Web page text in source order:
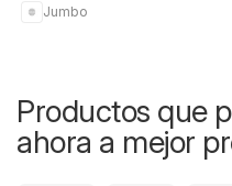
Jumbo
Productos que
ahora a mejor